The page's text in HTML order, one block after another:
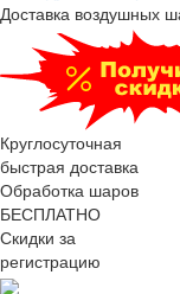
Доставка воздушных
Круглосуточная
быстрая доставка
Обработка шаров
БЕСПЛАТНО
Скидки за
регистрацию